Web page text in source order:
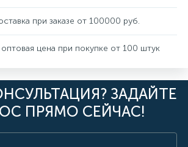
при заказе от 100000 руб.
цена при покупке от 100 штук
ЗАДАЙТЕ
ПРЯМО СЕЙЧАС!